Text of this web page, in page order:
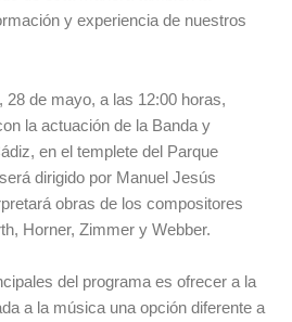
y experiencia de nuestros
de mayo, a las 12:00 horas,
la actuación de la Banda y
en el templete del Parque
dirigido por Manuel Jesús
obras de los compositores
Horner, Zimmer y Webber.
del programa es ofrecer a la
a la música una opción diferente a